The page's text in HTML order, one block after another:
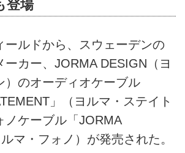
登場
ルドから、スウェーデンの
ーカー、JORMA DESIGN（ヨ
）のオーディオケーブル
」（ヨルマ・ステイト
ノケーブル「JORMA
マ・フォノ）が発売された。